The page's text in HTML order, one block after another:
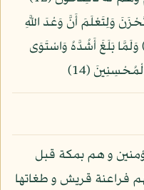
وَلِتَعْلَمَ أَنَّ وَعْدَ اللَّهِ
وَلَكِنَّ أَكْثَرَهُمْ لَا يَعْلَمُونَ (13) وَلَمَّا بَلَغَ أَشُدَّهُ وَاسْتَوَى
(14)
و هم بمكة قبل
فراعنة قريش و طغاتها